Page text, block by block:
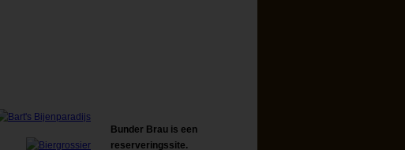
Bunder Brau is een
reserveringssite.